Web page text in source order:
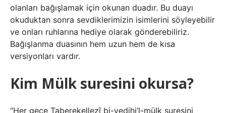
olanları bağışlamak için okunan duadır. Bu duayı
okuduktan sonra sevdiklerimizin isimlerini söyleyebilir
ve onları ruhlarına hediye olarak gönderebiliriz.
Bağışlanma duasının hem uzun hem de kısa
versiyonları vardır.
Kim Mülk suresini okursa?
“Her gece Taberekellezî bi-yedihi’l-mülk suresini